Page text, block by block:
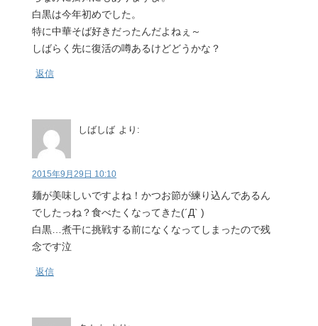
白黒は今年初めでした。
特に中華そば好きだったんだよねぇ～
しばらく先に復活の噂あるけどどうかな？
返信
しばしば より:
2015年9月29日 10:10
麺が美味しいですよね！かつお節が練り込んであるん
でしたっね？食べたくなってきた(´Д` )
白黒…煮干に挑戦する前になくなってしまったので残
念です泣
返信